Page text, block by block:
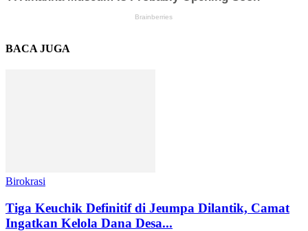
BACA JUGA
Birokrasi
Tiga Keuchik Definitif di Jeumpa Dilantik, Camat
Ingatkan Kelola Dana Desa...